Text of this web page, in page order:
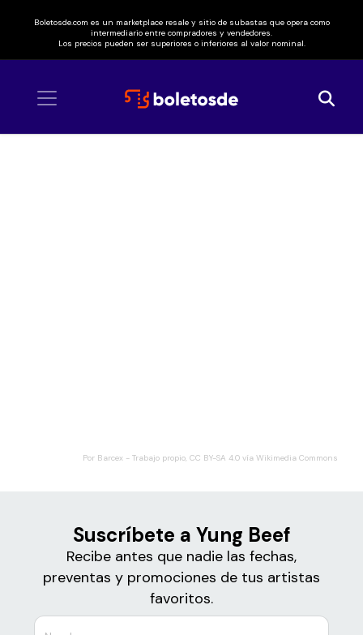
Boletosde.com es un marketplace resale y sitio de subastas que opera como
intermediario entre compradores y vendedores.
Los precios pueden ser superiores o inferiores al valor nominal.
Por Barcex - Trabajo propio, CC BY-SA 4.0 vía Wikimedia Commons
Suscríbete a Yung Beef
Recibe antes que nadie las fechas,
preventas y promociones de tus artistas
favoritos.